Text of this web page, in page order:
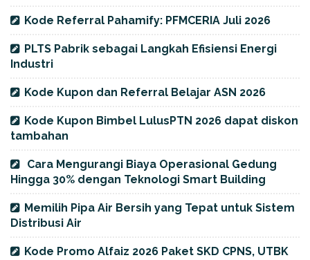
Kode Referral Pahamify: PFMCERIA Juli 2026
PLTS Pabrik sebagai Langkah Efisiensi Energi
Industri
Kode Kupon dan Referral Belajar ASN 2026
Kode Kupon Bimbel LulusPTN 2026 dapat diskon
tambahan
Cara Mengurangi Biaya Operasional Gedung
Hingga 30% dengan Teknologi Smart Building
Memilih Pipa Air Bersih yang Tepat untuk Sistem
Distribusi Air
Kode Promo Alfaiz 2026 Paket SKD CPNS, UTBK